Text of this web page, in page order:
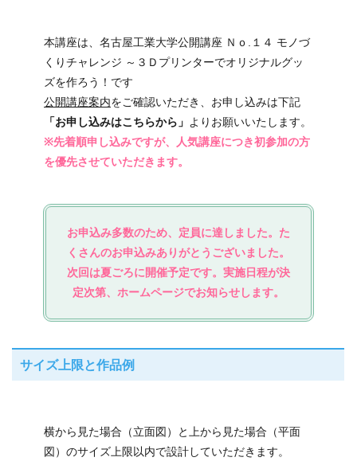
本講座は、名古屋工業大学公開講座 Ｎｏ.１４ モノづ
くりチャレンジ ～３Ｄプリンターでオリジナルグッ
ズを作ろう！です
公開講座案内をご確認いただき、お申し込みは下記
「お申し込みはこちらから」 よりお願いいたします。
※先着順申し込みですが、人気講座につき初参加の方
を優先させていただきます。
お申込み多数のため、定員に達しました。た
くさんのお申込みありがとうございました。
次回は夏ごろに開催予定です。実施日程が決
定次第、ホームページでお知らせします。
サイズ上限と作品例
横から見た場合（立面図）と上から見た場合（平面
図）のサイズ上限以内で設計していただきます。